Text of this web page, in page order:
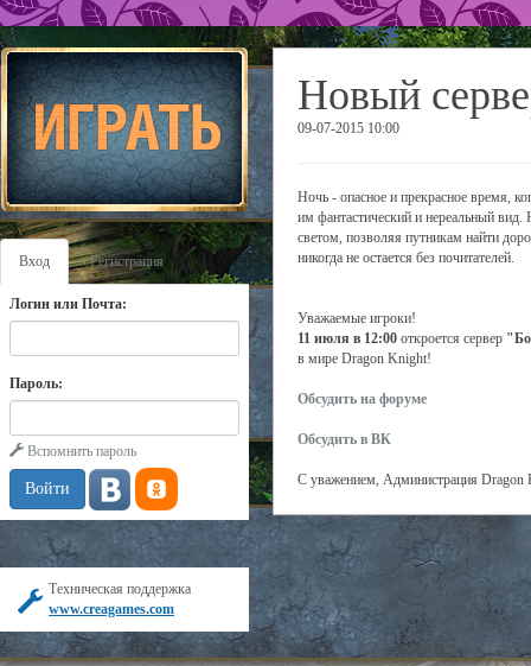
Вход Регистрация
Логин или Почта:
Пароль:
Вспомнить пароль
Техническая поддержка
www.creagames.com
Новый
09-07-2015 10:00
Ночь - опасное и прекрасное время,
им фантастический и нереальный
светом, позволяя путникам найти
никогда не остается без почитателей.
Уважаемые игроки!
11 июля в 12:00 откроется сервер
в мире Dragon Knight!
Обсудить на форуме
Обсудить в ВК
С уважением, Администрация Dragon